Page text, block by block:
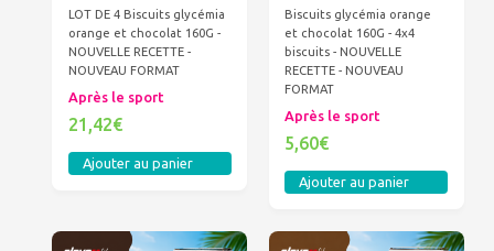
LOT DE 4 Biscuits glycémia
orange et chocolat 160G -
NOUVELLE RECETTE -
NOUVEAU FORMAT
Après le sport
21,42€
Ajouter au panier
Biscuits glycémia orange
et chocolat 160G - 4x4
biscuits - NOUVELLE
RECETTE - NOUVEAU
FORMAT
Après le sport
5,60€
Ajouter au panier